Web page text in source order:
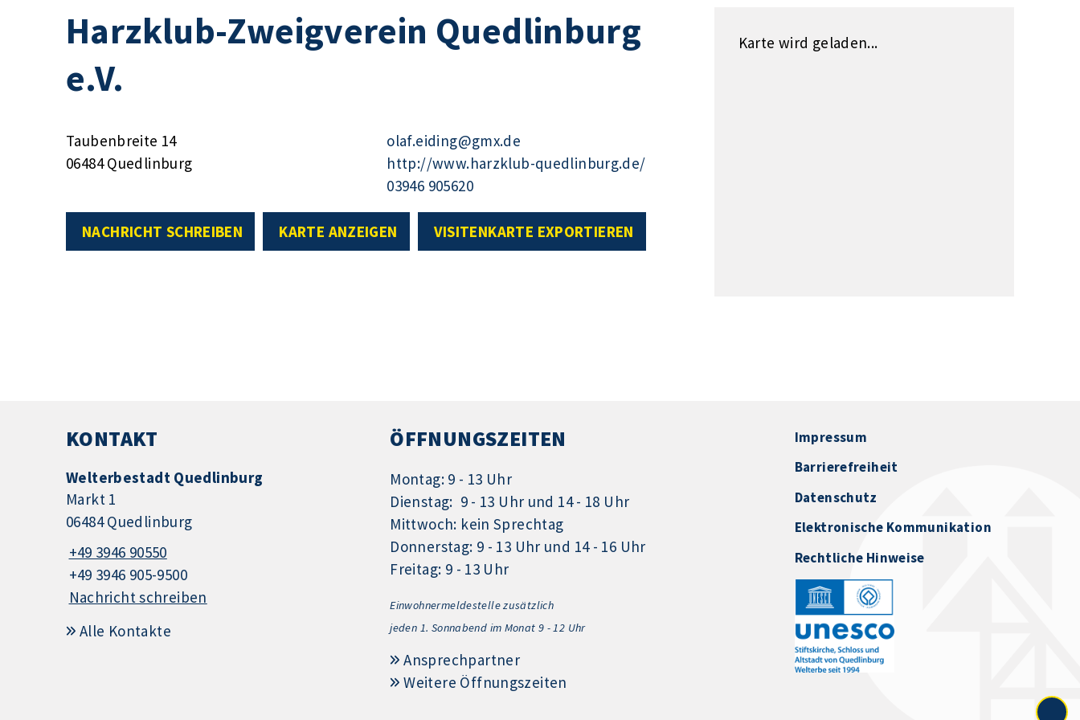
Harzklub-Zweigverein Quedlinburg
e.V.
Taubenbreite 14
06484 Quedlinburg
olaf.eiding@gmx.de
http://www.harzklub-quedlinburg.de/
03946 905620
NACHRICHT SCHREIBEN KARTE ANZEIGEN VISITENKARTE EXPORTIEREN
Karte wird geladen...
KONTAKT
Welterbestadt Quedlinburg
Markt 1
06484 Quedlinburg
+49 3946 90550
+49 3946 905-9500
Nachricht schreiben
Alle Kontakte
ÖFFNUNGSZEITEN
Montag: 9 - 13 Uhr
Dienstag: 9 - 13 Uhr und 14 - 18 Uhr
Mittwoch: kein Sprechtag
Donnerstag: 9 - 13 Uhr und 14 - 16 Uhr
Freitag: 9 - 13 Uhr
Einwohnermeldestelle zusätzlich
jeden 1. Sonnabend im Monat 9 - 12 Uhr
Ansprechpartner
Weitere Öffnungszeiten
Impressum
Barrierefreiheit
Datenschutz
Elektronische Kommunikation
Rechtliche Hinweise